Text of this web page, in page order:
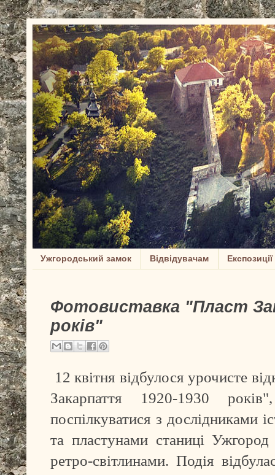
Ужгородський замок Відвідувачам Експозиції
Фотовиставка "Пласт
років"
12 квітня відбулося урочисте
Закарпаття 1920-1930
поспілкуватися з дослідниками
та пластунами станиці
ретро-світлинами. Подія